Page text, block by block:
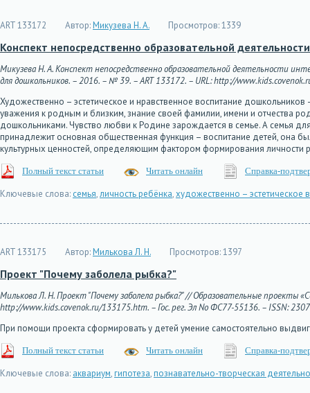
ART 133172 Автор:Микузева Н. А. Просмотров:1339
Конспект непосредственно образовательной
Микузева Н. А. Конспект непосредственно образовательной деятельности
для дошкольников. – 2016. – № 39. – ART 133172. – URL: http://
Художественно – эстетическое и нравственное воспитание
уважения к родным и близким, знание своей фамилии, имени и отчества
дошкольниками. Чувство любви к Родине зарождается в семье. А семья
принадлежит основная общественная функция – воспитание детей, она
культурных ценностей, определяющим фактором формирования личности
Полный текст статьи Читать онлайн Справка-
Ключевые слова: семья,личность ребёнка,художественно – эстетическое
ART 133175 Автор:Милькова Л. Н. Просмотров:1397
Проект "Почему заболела рыбка?"
Милькова Л. Н. Проект "Почему заболела рыбка?" // Образовательные проекты
http://www.kids.covenok.ru/133175.htm. – Гос. рег. Эл No ФС77-55136. – ISSN:
При помощи проекта сформировать у детей умение самостоятельно
Полный текст статьи Читать онлайн Справка-
Ключевые слова: аквариум,гипотеза,познавательно-творческая